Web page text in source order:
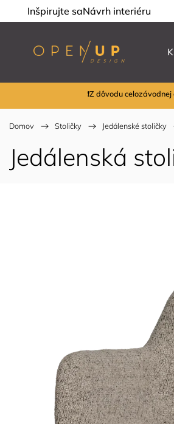
Inšpirujte saNávrh interiéru
❗Z dôvodu
Domov / Stoličky / Jedálenské stoličky
Jedálenská